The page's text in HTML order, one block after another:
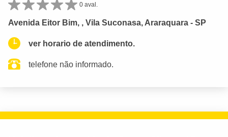
0 aval.
Avenida Eitor Bim, , Vila Suconasa, Araraquara - SP
ver horario de atendimento.
telefone não informado.